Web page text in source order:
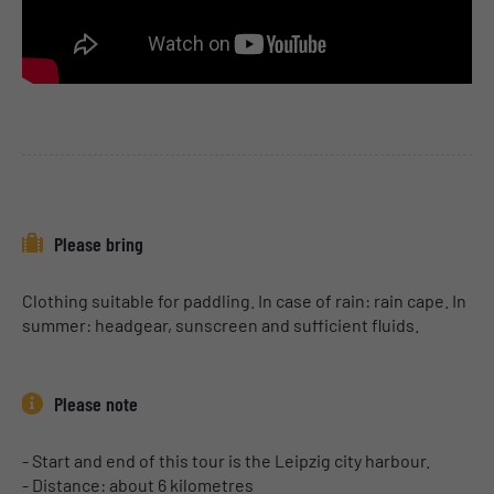
After returning to the city harbour, you can finish your tour
at the beach bar and enjoy a well-deserved drink.
Please bring
Clothing suitable for paddling. In case of rain: rain cape. In
summer: headgear, sunscreen and sufficient fluids.
Please note
- Start and end of this tour is the Leipzig city harbour.
- Distance: about 6 kilometres